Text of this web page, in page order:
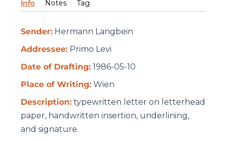
Info Notes Tag
Sender: Hermann Langbein
Addressee: Primo Levi
Date of Drafting: 1986-05-10
Place of Writing: Wien
Description: typewritten letter on letterhead
paper, handwritten insertion, underlining,
and signature.